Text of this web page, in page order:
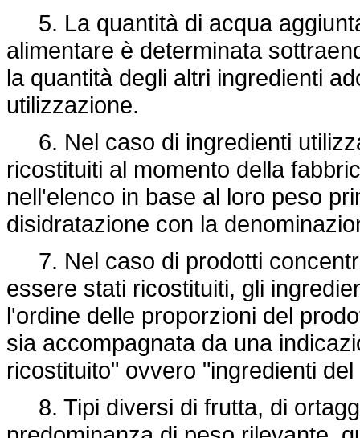
5. La quantità di acqua
alimentare è determinata
la quantità degli altri ingredienti
utilizzazione.
6. Nel caso di ingredienti
ricostituiti al momento della
nell'elenco in base al loro peso
disidratazione con la
7. Nel caso di prodotti
essere stati ricostituiti, gli
l'ordine delle proporzioni del
sia accompagnata da una
ricostituito" ovvero "ingredienti
8. Tipi diversi di frutta, di